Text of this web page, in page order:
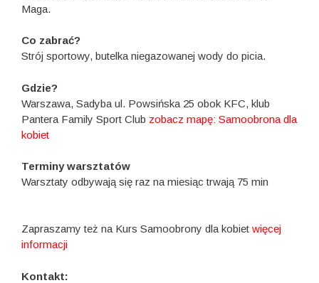
Maga.
Co zabrać?
Strój sportowy, butelka niegazowanej wody do picia.
Gdzie?
Warszawa, Sadyba ul. Powsińska 25 obok KFC, klub
Pantera Family Sport Club zobacz mapę: Samoobrona dla
kobiet
Terminy warsztatów
Warsztaty odbywają się raz na miesiąc trwają 75 min
Zapraszamy też na Kurs Samoobrony dla kobiet więcej
informacji
Kontakt: